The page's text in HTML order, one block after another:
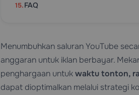
FAQ
Menumbuhkan saluran YouTube
anggaran untuk iklan berbayar.
penghargaan untukwaktu tonton,
dapat dioptimalkan melalui strategi